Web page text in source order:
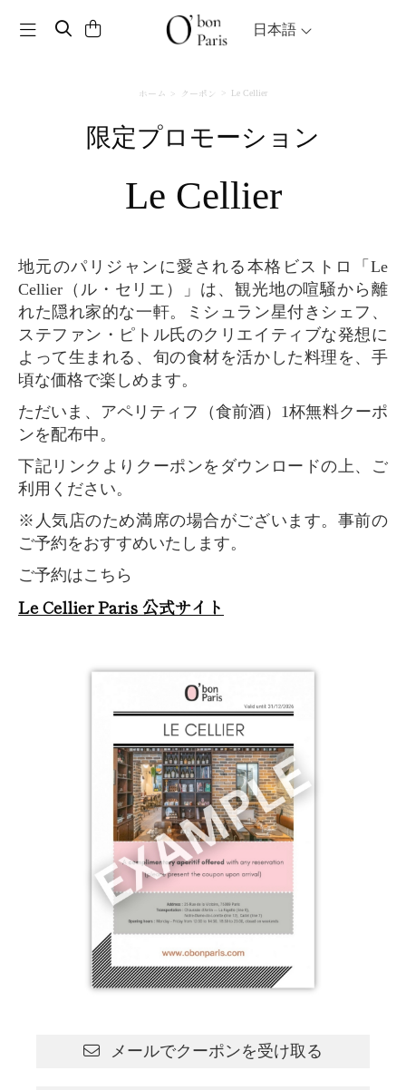
Toggle navigation 日本語
ホーム クーポン Le Cellier
限定プロモーション
Le Cellier
地元のパリジャンに愛される本格ビストロ「Le
Cellier（ル・セリエ）」は、観光地の喧騒から離
れた隠れ家的な一軒。ミシュラン星付きシェフ、
ステファン・ピトル氏のクリエイティブな発想に
よって生まれる、旬の食材を活かした料理を、手
頃な価格で楽しめます。
ただいま、アペリティフ（食前酒）1杯無料クーポ
ンを配布中。
下記リンクよりクーポンをダウンロードの上、ご
利用ください。
※人気店のため満席の場合がございます。事前の
ご予約をおすすめいたします。
ご予約はこちら
Le Cellier Paris 公式サイト
メールでクーポンを受け取る